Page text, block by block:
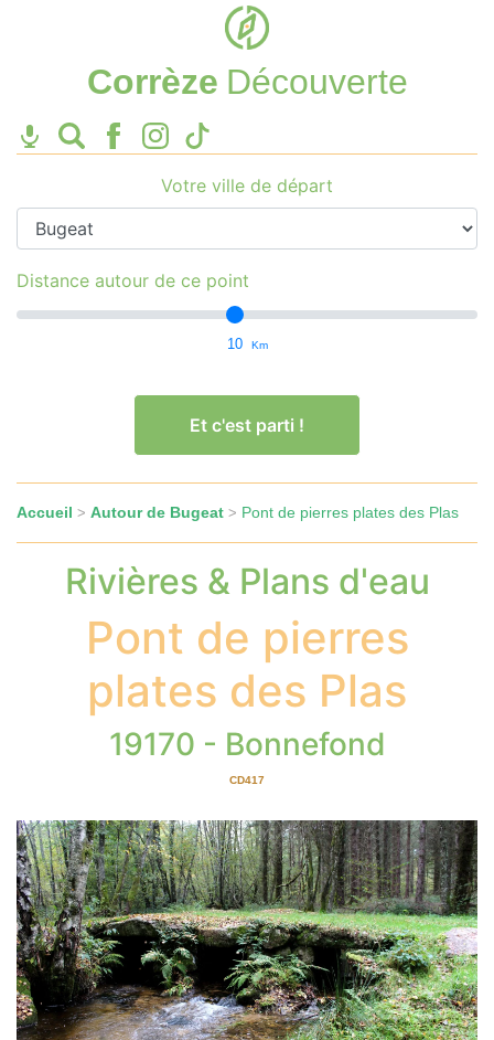
Corrèze Découverte
Votre ville de départ
Distance autour de ce point
10 Km
Et c'est parti !
Accueil > Autour de Bugeat > Pont de pierres plates des Plas
Rivières & Plans d'eau
Pont de pierres
plates des Plas
19170 - Bonnefond
CD417